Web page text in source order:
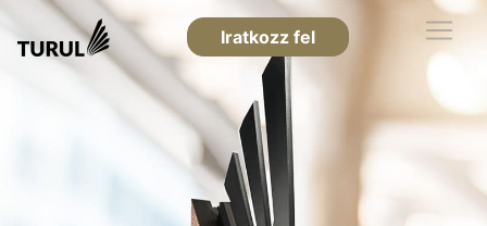
Iratkozz fel